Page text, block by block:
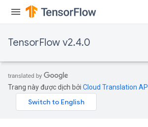
TensorFlow v2.4.0
Trang này được dịch bởi Cloud Translation API